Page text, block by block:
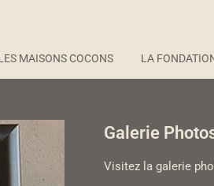
MAISONS COCONS LA
Galerie
Visitez la galerie